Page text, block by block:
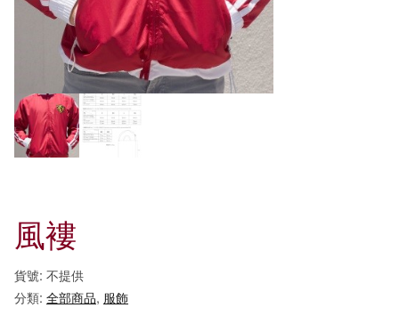
風褸
貨號: 不提供
分類: 全部商品, 服飾